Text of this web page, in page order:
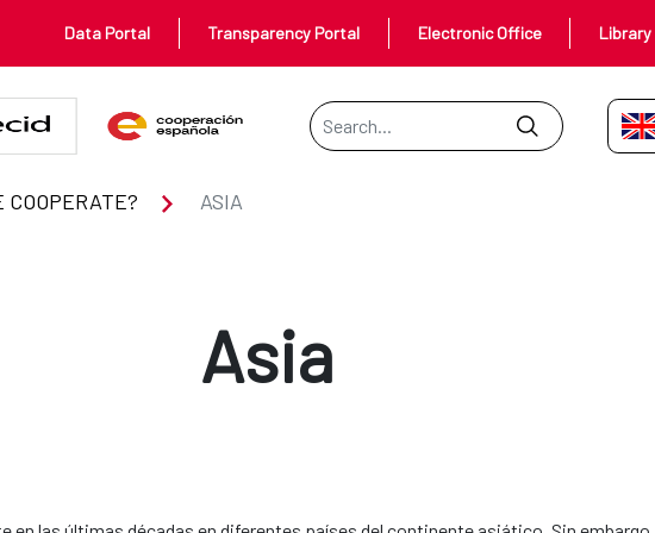
Data Portal Transparency Portal Electronic Office Library
Search Bar
COOPERATE? ASIA
Asia